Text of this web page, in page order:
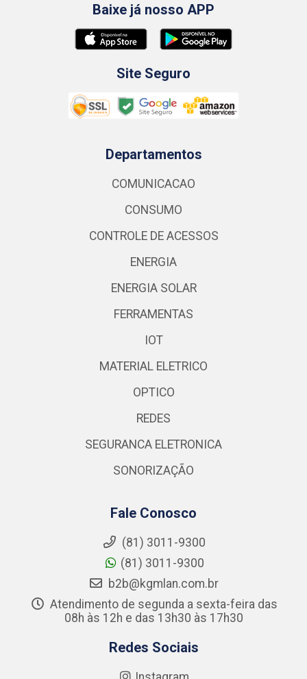
Baixe já nosso APP
Site Seguro
Departamentos
COMUNICACAO
CONSUMO
CONTROLE DE ACESSOS
ENERGIA
ENERGIA SOLAR
FERRAMENTAS
IOT
MATERIAL ELETRICO
OPTICO
REDES
SEGURANCA ELETRONICA
SONORIZAÇÃO
Fale Conosco
(81) 3011-9300
(81) 3011-9300
b2b@kgmlan.com.br
Atendimento de segunda a sexta-feira das
08h às 12h e das 13h30 às 17h30
Redes Sociais